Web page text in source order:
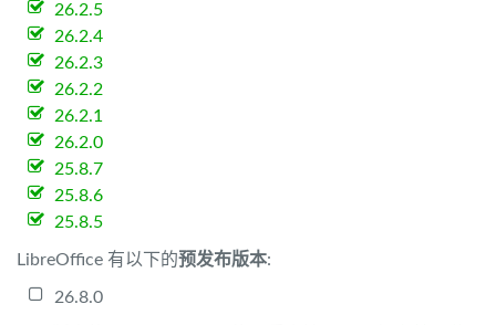
26.2.5
26.2.4
26.2.3
26.2.2
26.2.1
26.2.0
25.8.7
25.8.6
25.8.5
LibreOffice 有以下的预发布版本:
26.8.0